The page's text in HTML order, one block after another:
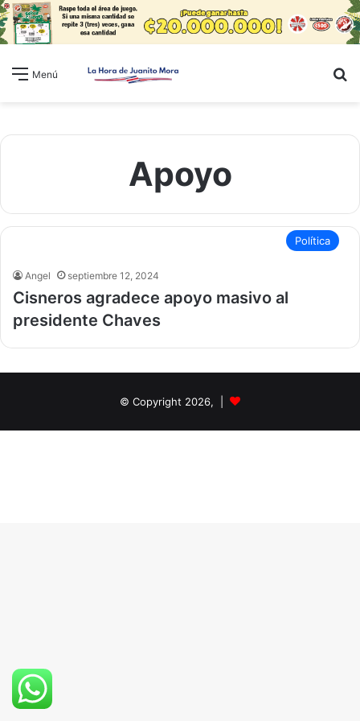
Menú
Apoyo
Política
Angel septiembre 12, 2024
Cisneros agradece apoyo masivo al
presidente Chaves
© Copyright 2026, |